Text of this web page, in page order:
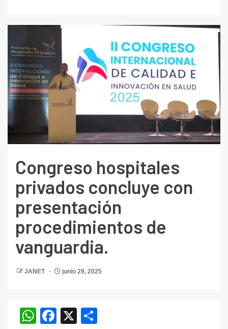
Congreso hospitales
privados concluye con
presentación
procedimientos de
vanguardia.
JANET junio 29, 2025
WhatsApp
Facebook
X